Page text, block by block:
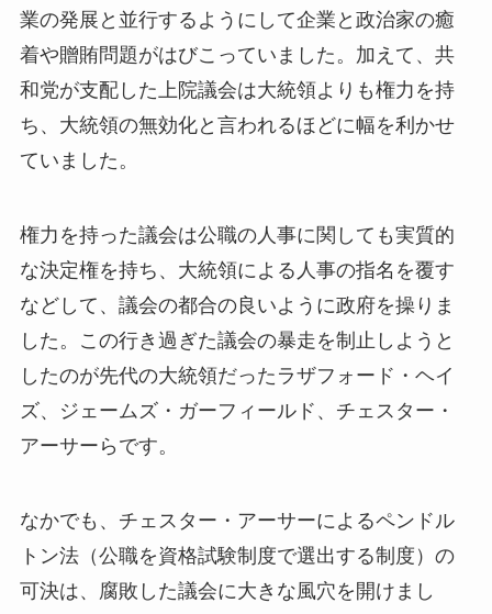
業の発展と並行するようにして企業と政治家の癒
着や贈賄問題がはびこっていました。加えて、共
和党が支配した上院議会は大統領よりも権力を持
ち、大統領の無効化と言われるほどに幅を利かせ
ていました。
権力を持った議会は公職の人事に関しても実質的
な決定権を持ち、大統領による人事の指名を覆す
などして、議会の都合の良いように政府を操りま
した。この行き過ぎた議会の暴走を制止しようと
したのが先代の大統領だったラザフォード・ヘイ
ズ、ジェームズ・ガーフィールド、チェスター・
アーサーらです。
なかでも、チェスター・アーサーによるペンドル
トン法（公職を資格試験制度で選出する制度）の
可決は、腐敗した議会に大きな風穴を開けまし